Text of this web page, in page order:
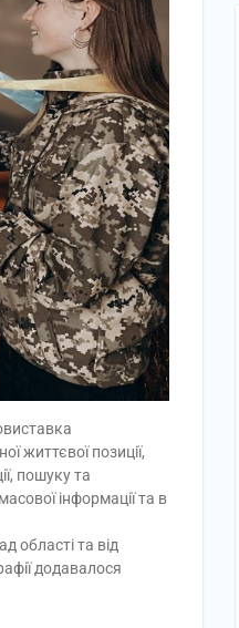
життєвої позиції,
пошуку та
інформації та в
області та від
додавалося